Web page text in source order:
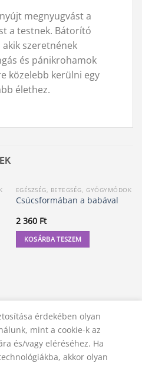
megnyugvást a
a testnek. Bátorító
szeretnének
és pánikrohamok
közelebb kerülni egy
élethez.
EGÉSZSÉG, BETEGSÉG, GYÓGYMÓDOK
Csúcsformában a babával
2 360 Ft
KOSÁRBA TESZEM
érdekében olyan
mint a cookie-k az
és/vagy eléréséhez. Ha
akkor olyan